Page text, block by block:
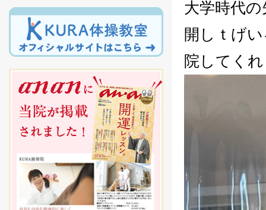
大学時代
開しｔげ
院してく